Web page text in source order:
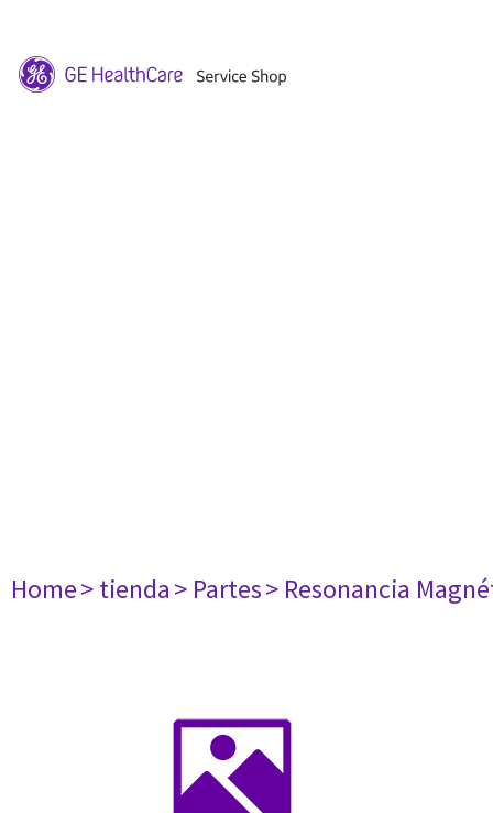
Home> tienda> Partes> Resonancia